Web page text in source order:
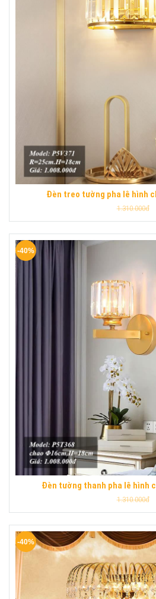
Đèn treo tường pha lê hình
1.310.000đ
Đèn tường thanh pha lê hình
1.310.000đ
-40%
-40%